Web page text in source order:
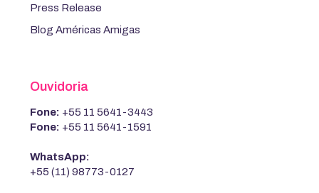
Press Release
Blog Américas Amigas
Ouvidoria
Fone: +55 11 5641-3443
Fone: +55 11 5641-1591
WhatsApp:
+55 (11) 98773-0127